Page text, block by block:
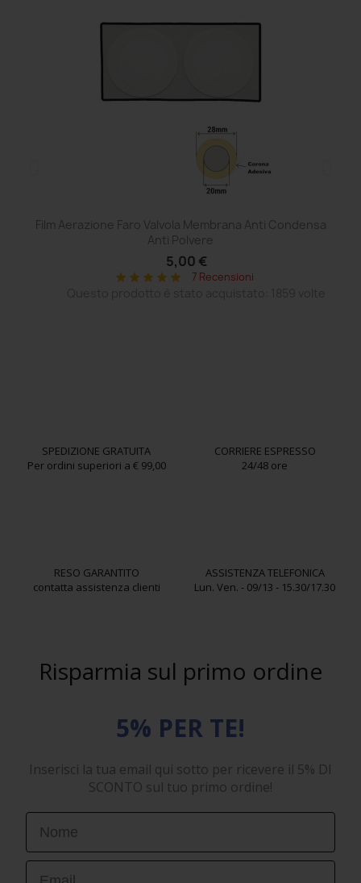
Film Aerazione Faro Valvola Membrana Anti Condensa
Anti Polvere
5,00 €
star star star star star 7 Recensioni
SPEDIZIONE GRATUITA
Per ordini superiori a € 99,00
CORRIERE ESPRESSO
24/48 ore
RESO GARANTITO
contatta assistenza clienti
ASSISTENZA TELEFONICA
Lun. Ven. - 09/13 - 15.30/17.30
Risparmia sul primo ordine
5% PER TE!
Inserisci la tua email qui sotto per ricevere il 5% DI
SCONTO sul tuo primo ordine!
First Name
Email